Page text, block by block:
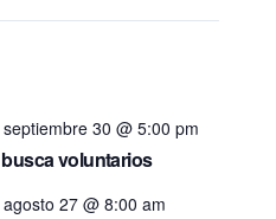
septiembre 30 @ 5:00 pm
voluntarios
agosto 27 @ 8:00 am